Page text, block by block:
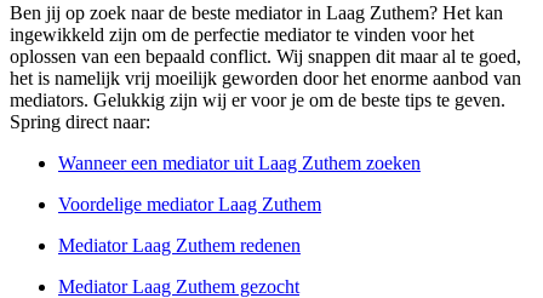
Ben jij op zoek naar de beste mediator in Laag Zuthem? Het kan
ingewikkeld zijn om de perfectie mediator te vinden voor het
oplossen van een bepaald conflict. Wij snappen dit maar al te goed,
het is namelijk vrij moeilijk geworden door het enorme aanbod van
mediators. Gelukkig zijn wij er voor je om de beste tips te geven.
Spring direct naar:
Wanneer een mediator uit Laag Zuthem zoeken
Voordelige mediator Laag Zuthem
Mediator Laag Zuthem redenen
Mediator Laag Zuthem gezocht